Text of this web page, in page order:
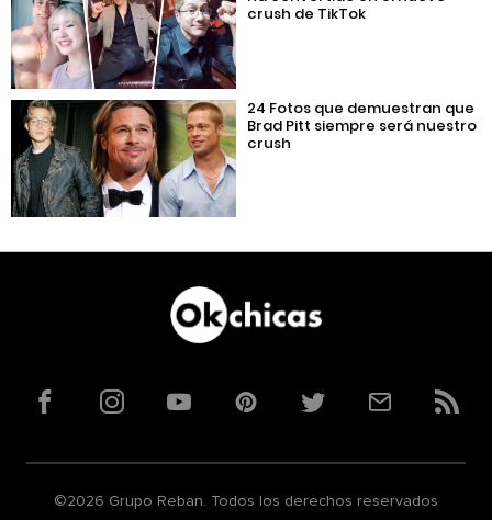
crush de TikTok
24 Fotos que demuestran que
Brad Pitt siempre será nuestro
crush
FacebookInstagramYouTubePinterestTwitterCorreoRSS
©2026 Grupo Reban. Todos los derechos reservados